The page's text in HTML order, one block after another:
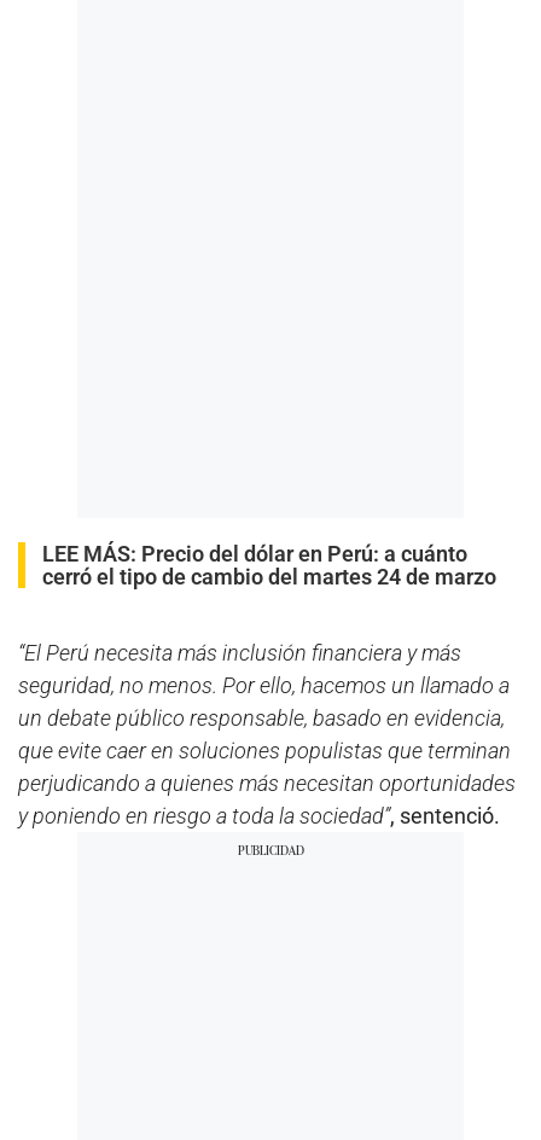
LEE MÁS: Precio del dólar en Perú: a cuánto
cerró el tipo de cambio del martes 24 de marzo
“El Perú necesita más inclusión financiera y más
seguridad, no menos. Por ello, hacemos un llamado a
un debate público responsable, basado en evidencia,
que evite caer en soluciones populistas que terminan
perjudicando a quienes más necesitan oportunidades
y poniendo en riesgo a toda la sociedad”, sentenció.